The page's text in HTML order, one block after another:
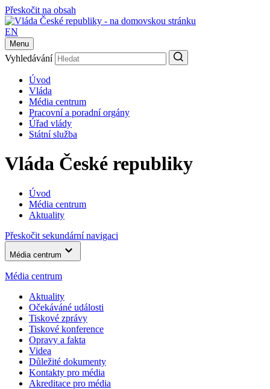
Přeskočit na obsah
EN
Menu
Vyhledávání
Úvod
Vláda
Média centrum
Pracovní a poradní orgány
Úřad vlády
Státní služba
Vláda České republiky
Úvod
Média centrum
Aktuality
Přeskočit sekundární navigaci
Média centrum
Média centrum
Aktuality
Očekáváné události
Tiskové zprávy
Tiskové konference
Opravy a fakta
Videa
Důležité dokumenty
Kontakty pro média
Akreditace pro média